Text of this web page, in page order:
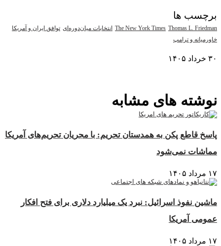
برچسب ها
The New York Times Thomas L. Friedman انتخابات میان‌دوره‌ای توافق ایران و آمریکا
خاورمیانه و ترامپ
۳۰ خرداد ۱۴۰۵
نوشته های مشابه
پاسخ قاطع پکن به همدستان تحریم: با مجریان تحریم‌های آمریکا
مماشات نمی‌شود
۱۷ مرداد ۱۴۰۵
ماشین نفوذ اسرائیل: نبرد یک میلیارد دلاری برای فتح افکار
عمومی آمریکا
۱۷ مرداد ۱۴۰۵